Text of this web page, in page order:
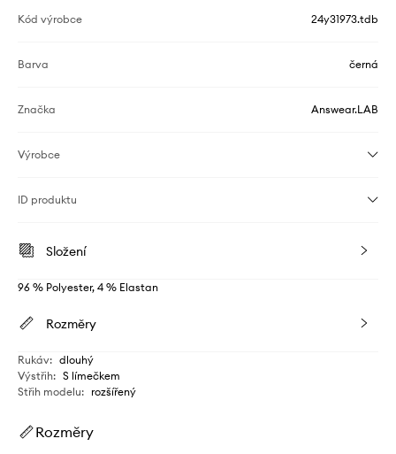
Kód výrobce 24y31973.tdb
Barva černá
Značka Answear.LAB
Výrobce
ID produktu
Složení
96 % Polyester, 4 % Elastan
Rozměry
Rukáv: dlouhý
Výstřih: S límečkem
Střih modelu: rozšířený
Rozměry